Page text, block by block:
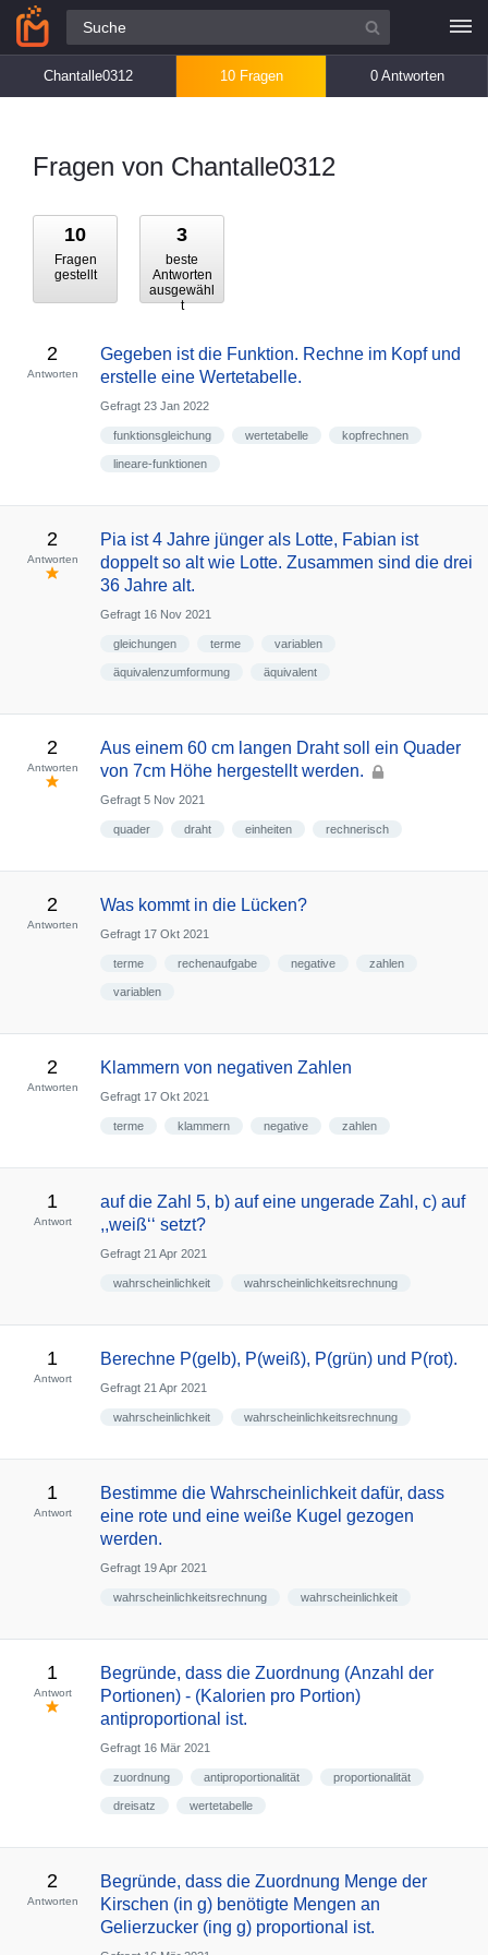
Alle Fragen
Chantalle0312 10 Fragen 0 Antworten
Fragen von Chantalle0312
10
Fragen
gestellt
3
beste
Antworten
ausgewähl
t
2
Antworten
Gegeben ist die Funktion. Rechne im Kopf und
erstelle eine Wertetabelle.
Gefragt 23 Jan 2022
funktionsgleichung wertetabelle kopfrechnen
lineare-funktionen
2
Antworten
Pia ist 4 Jahre jünger als Lotte, Fabian ist
doppelt so alt wie Lotte. Zusammen sind die drei
36 Jahre alt.
Gefragt 16 Nov 2021
gleichungen terme variablen
äquivalenzumformung äquivalent
2
Antworten
Aus einem 60 cm langen Draht soll ein Quader
von 7cm Höhe hergestellt werden.
Gefragt 5 Nov 2021
quader draht einheiten rechnerisch
2
Antworten
Was kommt in die Lücken?
Gefragt 17 Okt 2021
terme rechenaufgabe negative zahlen
variablen
2
Antworten
Klammern von negativen Zahlen
Gefragt 17 Okt 2021
terme klammern negative zahlen
1
Antwort
auf die Zahl 5, b) auf eine ungerade Zahl, c) auf
,,weiß‘‘ setzt?
Gefragt 21 Apr 2021
wahrscheinlichkeit wahrscheinlichkeitsrechnung
1
Antwort
Berechne P(gelb), P(weiß), P(grün) und P(rot).
Gefragt 21 Apr 2021
wahrscheinlichkeit wahrscheinlichkeitsrechnung
1
Antwort
Bestimme die Wahrscheinlichkeit dafür, dass
eine rote und eine weiße Kugel gezogen
werden.
Gefragt 19 Apr 2021
wahrscheinlichkeitsrechnung wahrscheinlichkeit
1
Antwort
Begründe, dass die Zuordnung (Anzahl der
Portionen) - (Kalorien pro Portion)
antiproportional ist.
Gefragt 16 Mär 2021
zuordnung antiproportionalität proportionalität
dreisatz wertetabelle
2
Antworten
Begründe, dass die Zuordnung Menge der
Kirschen (in g) benötigte Mengen an
Gelierzucker (ing g) proportional ist.